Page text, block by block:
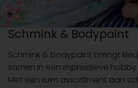
Schmink & Bodypaint
Schmink & bodypaint brengt
samen in een expressieve
Met een ruim assortiment aan